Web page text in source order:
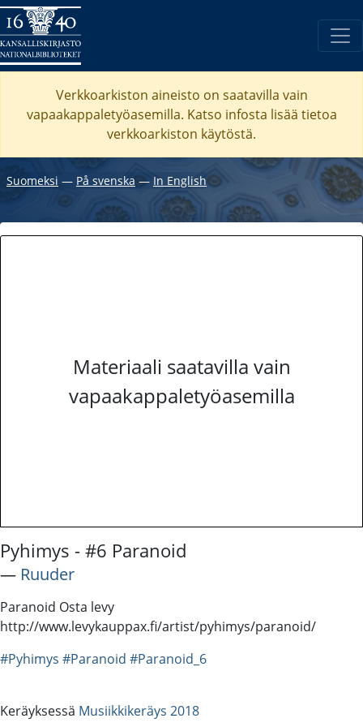
Verkkoarkiston aineisto on saatavilla vain
vapaakappaletyöasemilla. Katso infosta lisää tietoa
verkkoarkiston käytöstä.
Suomeksi ― På svenska ― In English
Materiaali saatavilla vain
vapaakappaletyöasemilla
Pyhimys - #6 Paranoid
― Ruuder
Paranoid Osta levy
http://www.levykauppax.fi/artist/pyhimys/paranoid/
#Pyhimys #Paranoid #Paranoid_6
Keräyksessä Musiikkikeräys 2018